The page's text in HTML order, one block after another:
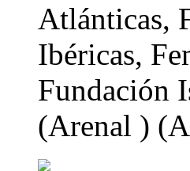
Atlánticas,
Ibéricas,
Fundación
(Arenal )